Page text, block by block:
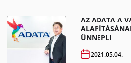
AZ ADATA A
ÜNNEPLI
2021.05.04.